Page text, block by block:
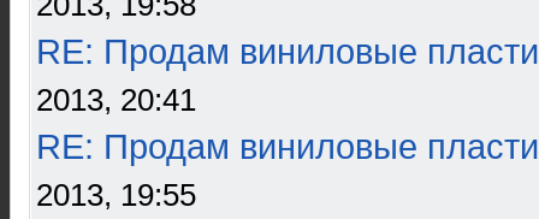
RE: Продам виниловые
2013, 20:41
RE: Продам виниловые
2013, 19:55